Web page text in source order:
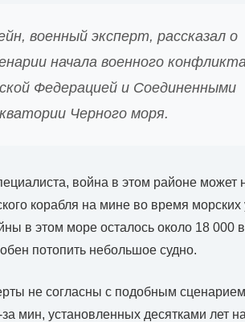
военный эксперт, рассказал о
начала военного
Федерацией и Соединенными
Черного моря.
война в этом районе может
корабля на мине во время
в этом море осталось около 18 000
потопить небольшое судно.
не согласны с подобным
мин, установленных десятками лет